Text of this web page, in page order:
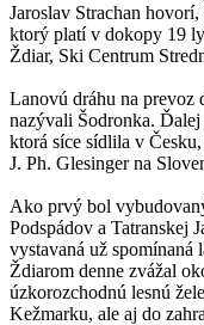
Jaroslav Strachan
ktorý platí v dokopy 19
Ždiar, Ski Centrum
Lanovú dráhu na prevoz
nazývali Šodronka. Ďalej
ktorá síce sídlila v
J. Ph. Glesinger na
Ako prvý bol
Podspádov a Tatranskej
vystavaná už
Ždiarom denne zvážal
úzkorozchodnú lesnú
Kežmarku, ale aj do